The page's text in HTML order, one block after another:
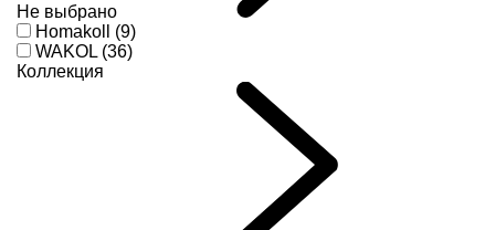
Не выбрано
Homakoll (9)
WAKOL (36)
Коллекция